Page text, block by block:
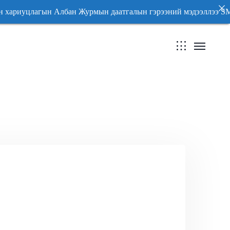
Албан Журмын даатгалын гэрээний
Албан Журмын даатгалын гэрээний